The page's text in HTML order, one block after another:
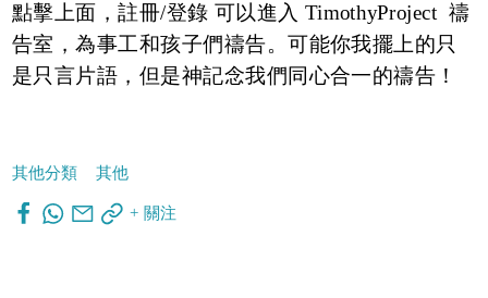
點擊上面，註冊/登錄 可以進入TimothyProject 禱
告室 ，為事工和孩子們禱告。可能你我擺上的只
是只言片語，但是神記念我們同心合一的禱告！
其他分類 其他
+ 關注